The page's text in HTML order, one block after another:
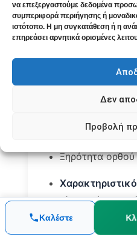
να επεξεργαστούμε δεδομένα
συμπεριφορά περιήγησης ή
ιστότοπο. Η μη συγκατάθεση ή η
επηρεάσει αρνητικά ορισμένες
Δεν
Προβολή
3. Alumina
Για πλήρη
Καμία
κι αν το έντερο
απαιτούν
Ξηρότητα ορθού
ηλικιωμένους,
άτομα, βρέφη
Καλέστε